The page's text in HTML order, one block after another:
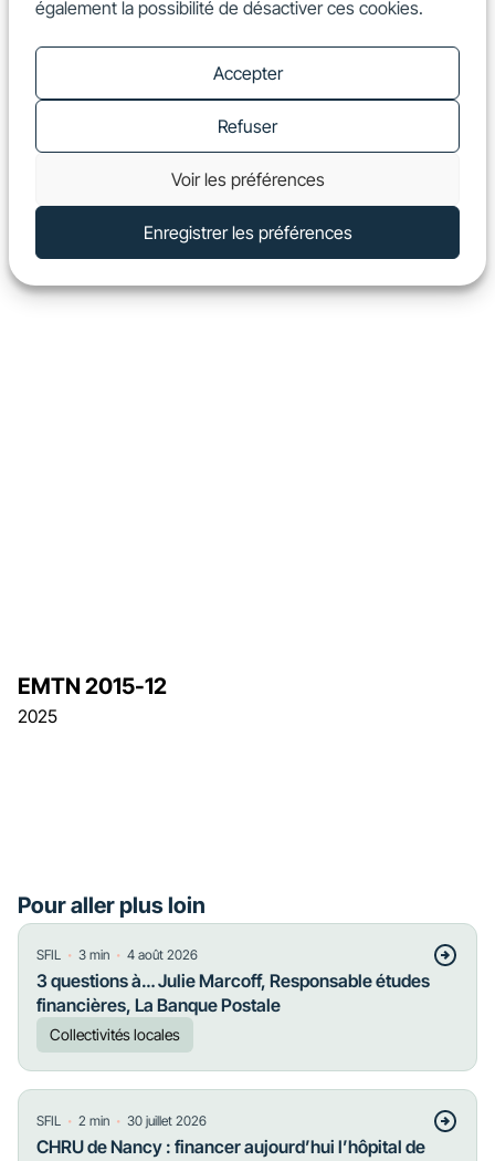
également la possibilité de désactiver ces cookies.
Accepter
Refuser
Voir les préférences
Enregistrer les préférences
2025
EMTN 2015-12
Pour aller plus loin
SFIL ・ 3 min ・ 4 août 2026
3 questions à… Julie Marcoff, Responsable études
financières, La Banque Postale
Collectivités locales
SFIL ・ 2 min ・ 30 juillet 2026
CHRU de Nancy : financer aujourd’hui l’hôpital de